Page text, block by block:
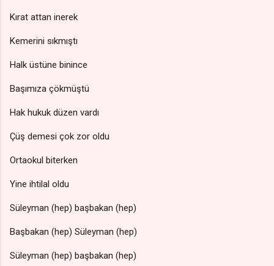
Kırat attan inerek
Kemerini sıkmıştı
Halk üstüne binince
Başımıza çökmüştü
Hak hukuk düzen vardı
Çüş demesi çok zor oldu
Ortaokul biterken
Yine ihtilal oldu
Süleyman (hep) başbakan (hep)
Başbakan (hep) Süleyman (hep)
Süleyman (hep) başbakan (hep)